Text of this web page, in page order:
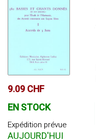
9.09 CHF
EN STOCK
Expédition prévue